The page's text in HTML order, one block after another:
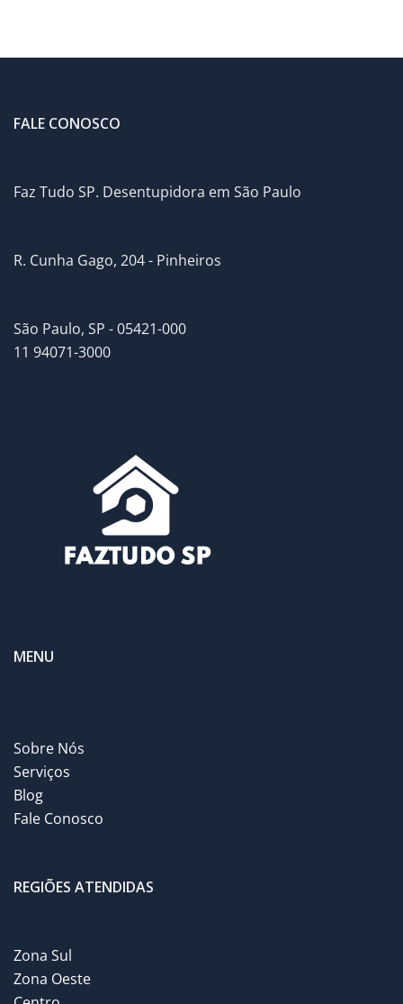
FALE CONOSCO
Faz Tudo SP. Desentupidora em São Paulo
R. Cunha Gago, 204 - Pinheiros
São Paulo, SP - 05421-000
11 94071-3000
MENU
Sobre Nós
Serviços
Blog
Fale Conosco
REGIÕES ATENDIDAS
Zona Sul
Zona Oeste